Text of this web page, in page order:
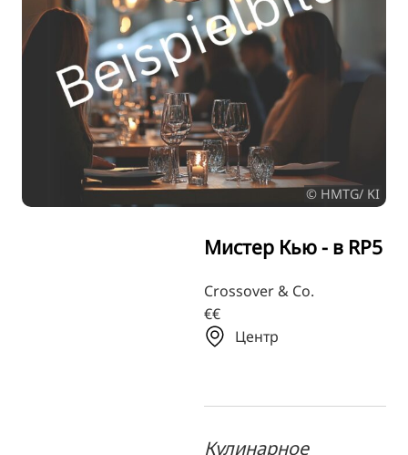
SV
FR
FI
ZH
JA
© HMTG/ KI
Мистер Кью - в RP5
Crossover & Co.
€€
Центр
Кулинарное